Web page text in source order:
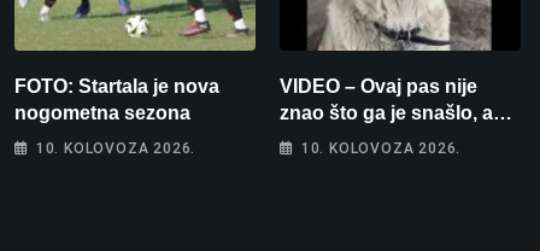
FOTO: Startala je nova
nogometna sezona
10. KOLOVOZA 2026.
VIDEO – Ovaj pas nije
znao što ga je snašlo, a
njegova reakcija je
10. KOLOVOZA 2026.